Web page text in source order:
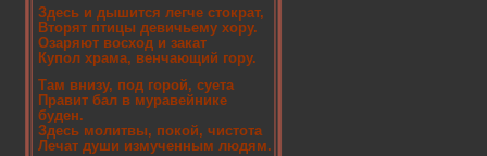
Здесь и дышится легче стократ,
Вторят птицы девичьему хору.
Озаряют восход и закат
Купол храма, венчающий гору.
Там внизу, под горой, суета
Правит бал в муравейнике
буден.
Здесь молитвы, покой, чистота
Лечат души измученным людям.